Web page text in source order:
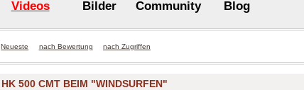
Videos Bilder Community Blog
Neueste nach Bewertung nach Zugriffen
HK 500 CMT BEIM "WINDSURFEN"